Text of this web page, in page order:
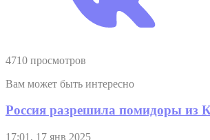
4710 просмотров
Вам может быть интересно
Россия разрешила помидоры из
17:01, 17 янв 2025